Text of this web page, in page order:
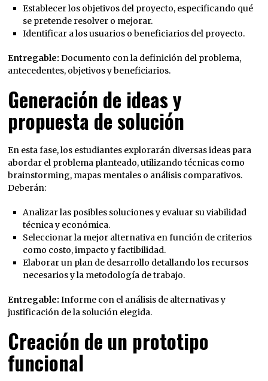
Establecer los objetivos del proyecto, especificando qué
se pretende resolver o mejorar.
Identificar a los usuarios o beneficiarios del proyecto.
Entregable: Documento con la definición del problema,
antecedentes, objetivos y beneficiarios.
Generación de ideas y
propuesta de solución
En esta fase, los estudiantes explorarán diversas ideas para
abordar el problema planteado, utilizando técnicas como
brainstorming, mapas mentales o análisis comparativos.
Deberán:
Analizar las posibles soluciones y evaluar su viabilidad
técnica y económica.
Seleccionar la mejor alternativa en función de criterios
como costo, impacto y factibilidad.
Elaborar un plan de desarrollo detallando los recursos
necesarios y la metodología de trabajo.
Entregable: Informe con el análisis de alternativas y
justificación de la solución elegida.
Creación de un prototipo
funcional